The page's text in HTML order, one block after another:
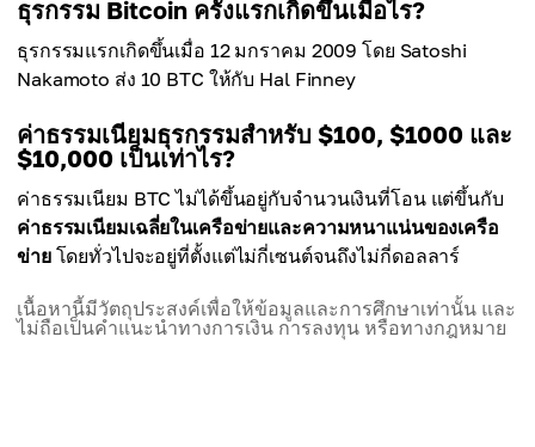
ธุรกรรม Bitcoin ครั้งแรกเกิดขึ้นเมื่อไร?
ธุรกรรมแรกเกิดขึ้นเมื่อ 12 มกราคม 2009 โดย Satoshi
Nakamoto ส่ง 10 BTC ให้กับ Hal Finney
ค่าธรรมเนียมธุรกรรมสำหรับ $100, $1000 และ
$10,000 เป็นเท่าไร?
ค่าธรรมเนียม BTC ไม่ได้ขึ้นอยู่กับจำนวนเงินที่โอน แต่ขึ้นกับ
ค่าธรรมเนียมเฉลี่ยในเครือข่ายและความหนาแน่นของเครือ
ข่ายโดยทั่วไปจะอยู่ที่ตั้งแต่ไม่กี่เซนต์จนถึงไม่กี่ดอลลาร์
เนื้อหานี้มีวัตถุประสงค์เพื่อให้ข้อมูลและการศึกษาเท่านั้น และ
ไม่ถือเป็นคำแนะนำทางการเงิน การลงทุน หรือทางกฎหมาย